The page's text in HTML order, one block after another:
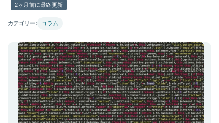
2ヶ月前に最終更新
カテゴリー: コラム